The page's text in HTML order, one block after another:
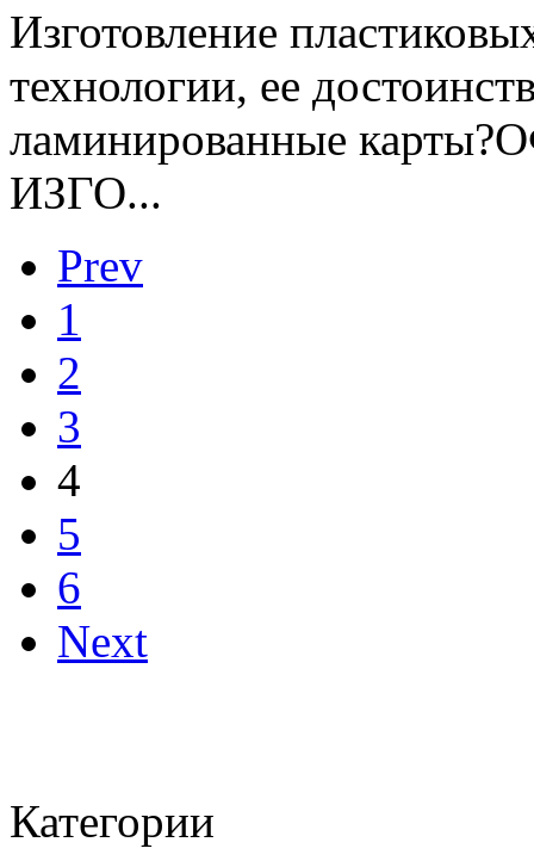
Изготовление
технологии, ее
ламинированные
ИЗГО...
Prev
1
2
3
4
5
6
Next
Категории